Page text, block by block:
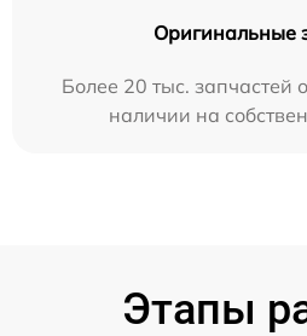
Оригинальные
Более 20 тыс. запчастей
наличии на
Этапы